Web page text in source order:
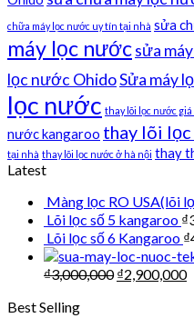
chữa máy lọc nước uy tín tại nhà sửa
máy lọc nướcsửa
lọc nước OhidoSửa máy
lọc nước thay lõi lọc nước
nước kangaroo thay lõi
tại nhà thay lõi lọc nước ở hà nội thay
Latest
Màng lọc RO USA(lõi
Lõi lọc số 5 kangaroo ₫
Lõi lọc số 6 Kangaroo ₫
₫3,000,000 ₫2,900,000
Best Selling